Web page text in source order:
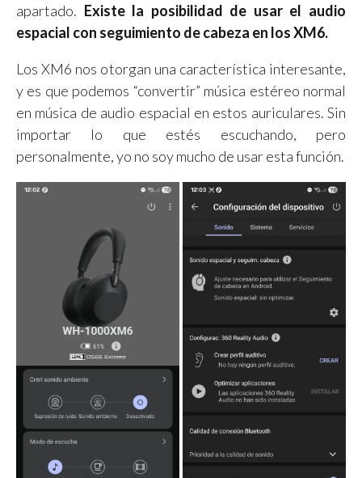
apartado. Existe la posibilidad de usar el audio
espacial con seguimiento de cabeza en los XM6.
Los XM6 nos otorgan una característica interesante,
y es que podemos “convertir” música estéreo normal
en música de audio espacial en estos auriculares. Sin
importar lo que estés escuchando, pero
personalmente, yo no soy mucho de usar esta función.